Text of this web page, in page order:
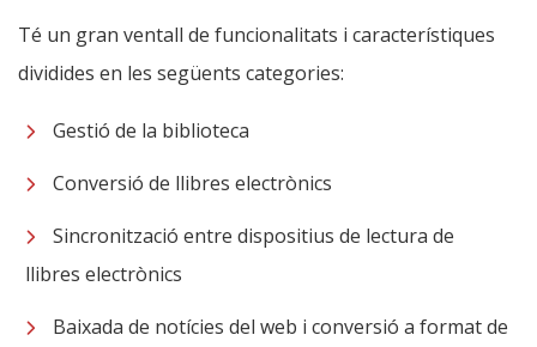
Té un gran ventall de funcionalitats i característiques
dividides en les següents categories:
Gestió de la biblioteca
Conversió de llibres electrònics
Sincronització entre dispositius de lectura de
llibres electrònics
Baixada de notícies del web i conversió a format de